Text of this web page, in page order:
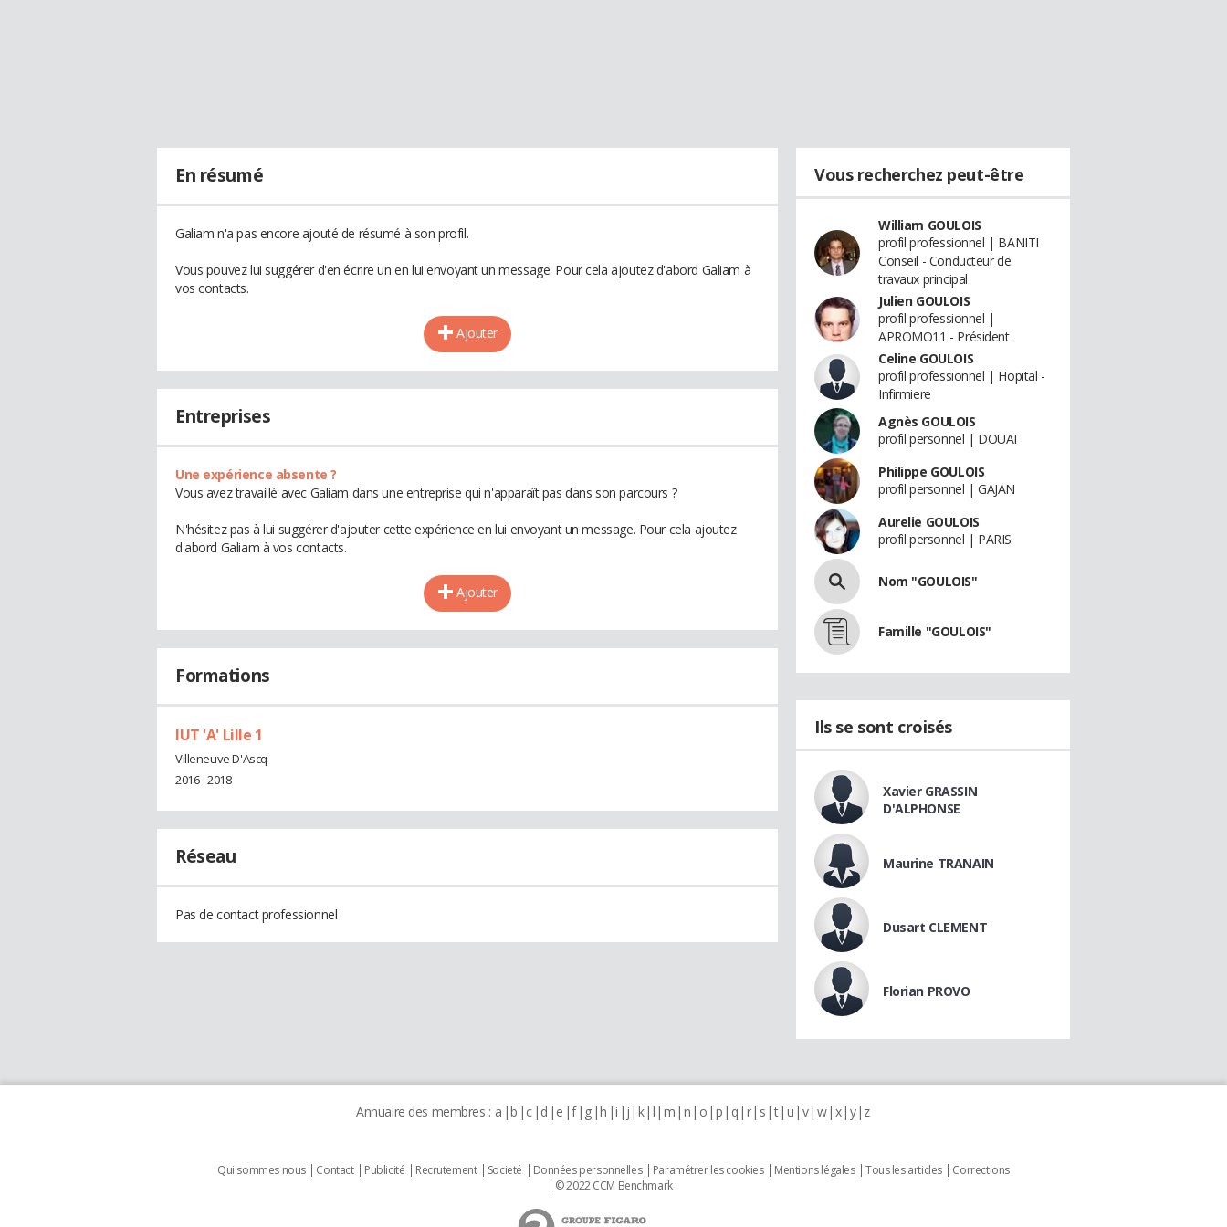
En résumé
Galiam n'a pas encore ajouté de résumé à son profil.
Vous pouvez lui suggérer d'en écrire un en lui envoyant un message. Pour cela ajoutez d'abord Galiam à
vos contacts.
Ajouter
Entreprises
Une expérience absente ?
Vous avez travaillé avec Galiam dans une entreprise qui n'apparaît pas dans son parcours ?
N'hésitez pas à lui suggérer d'ajouter cette expérience en lui envoyant un message. Pour cela ajoutez
d'abord Galiam à vos contacts.
Ajouter
Formations
IUT 'A' Lille 1
Villeneuve D'Ascq
2016 - 2018
Réseau
Pas de contact professionnel
Vous recherchez peut-être
William GOULOIS
profil professionnel | BANITI
Conseil - Conducteur de
travaux principal
Julien GOULOIS
profil professionnel |
APROMO11 - Président
Celine GOULOIS
profil professionnel | Hopital -
Infirmiere
Agnès GOULOIS
profil personnel | DOUAI
Philippe GOULOIS
profil personnel | GAJAN
Aurelie GOULOIS
profil personnel | PARIS
Nom "GOULOIS"
Famille "GOULOIS"
Ils se sont croisés
Xavier GRASSIN
D'ALPHONSE
Maurine TRANAIN
Dusart CLEMENT
Florian PROVO
Annuaire des membres : a b c d e f g h i j k l m n o p q r s t u v w x y z
Qui sommes nous Contact Publicité Recrutement Societé Données personnelles Paramétrer les cookies Mentions légales Tous les articles
Corrections
© 2022 CCM Benchmark